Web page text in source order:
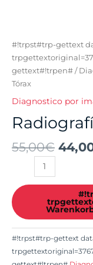
#!trpst#trp-gettext
gettext#!trpen# /
Tórax
Diagnostico por
55,00€
#!trpst#trp-gettext